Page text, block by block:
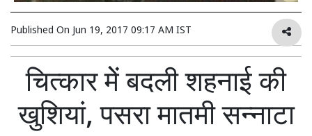
Published On Jun 19, 2017 09:17 AM IST
चित्कार मेें बदली शहनाई की
खुशियां, पसरा मातमी सन्नाटा